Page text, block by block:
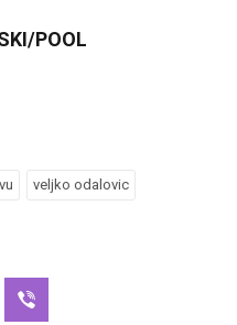
POOL
veljko odalovic